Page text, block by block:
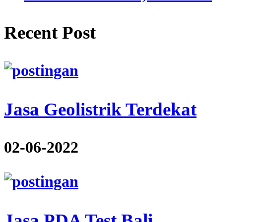
Recent Post
Jasa Geolistrik Terdekat
02-06-2022